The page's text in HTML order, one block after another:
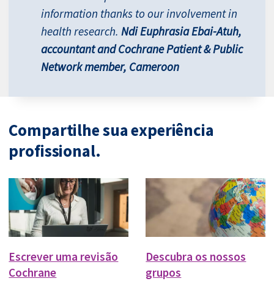
information thanks to our involvement in
health research. Ndi Euphrasia Ebai-Atuh,
accountant and Cochrane Patient & Public
Network member, Cameroon
Compartilhe sua experiência
profissional.
Escrever uma revisão
Cochrane
Descubra os nossos
grupos